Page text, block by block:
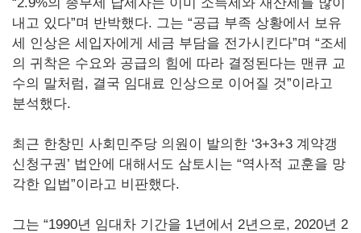
내고 있다”며 반박했다. 그는 “공급 부족 상황에서 보유
세 인상은 세입자에게 세금 부담을 전가시킨다”며 “조세
의 귀착은 수요와 공급의 힘에 따라 결정된다는 맨큐 교
수의 말처럼, 결국 임대료 인상으로 이어질 것”이라고
분석했다.
최근 한창민 사회민주당 의원이 발의한 ‘3+3+3 계약갱
신청구권’ 법안에 대해서도 삼토시는 “역사적 교훈을 망
각한 입법”이라고 비판했다.
그는 “1990년 임대차 기간을 1년에서 2년으로, 2020년 2